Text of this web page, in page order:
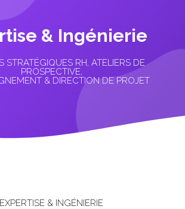
& Ingénierie
STRATÉGIQUES RH, ATELIERS DE
PROSPECTIVE,
& DIRECTION DE PROJET
EXPERTISE & INGÉNIERIE